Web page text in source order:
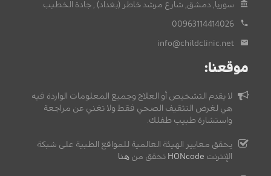
سوريا, دمشق, شارع مرشد خاطر (بغداد) , جادة الخطيب.
00963114414026
info@childclinic.net
موقعنا:
لا يقدم التشخيص أو العلاج وجميع المعلومات الواردة فيه
هي لغرض التثقيف الصحي فقط ولا تغني عن مراجعة
واستشارة طبيب طفلك.
يحقق معايير الهيئة العالمية للمواقع الطبية على شبكة
الإنترنت HONcode تحقق من هنا